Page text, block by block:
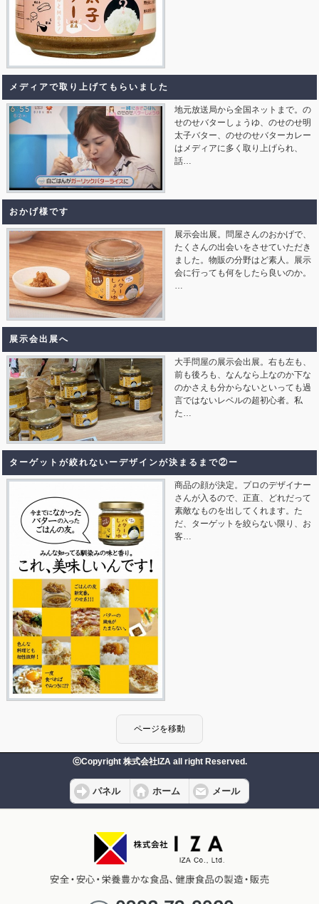
メディアで取り上げてもらいました
地元放送局から全国ネットまで。の
せのせバターしょうゆ、のせのせ明
太子バター、のせのせバターカレー
はメディアに多く取り上げられ、
話…
おかげ様です
展示会出展。問屋さんのおかげで、
たくさんの出会いをさせていただき
ました。物販の分野はど素人。展示
会に行っても何をしたら良いのか。
…
展示会出展へ
大手問屋の展示会出展。右も左も、
前も後ろも、なんなら上なのか下な
のかさえも分からないといっても過
言ではないレベルの超初心者。私
た…
ターゲットが絞れないーデザインが決まるまで②ー
商品の顔が決定。プロのデザイナー
さんが入るので、正直、どれだって
素敵なものを出してくれます。た
だ、ターゲットを絞らない限り、お
客…
ⓒCopyright 株式会社IZA all right Reserved.
パネル ホーム メール